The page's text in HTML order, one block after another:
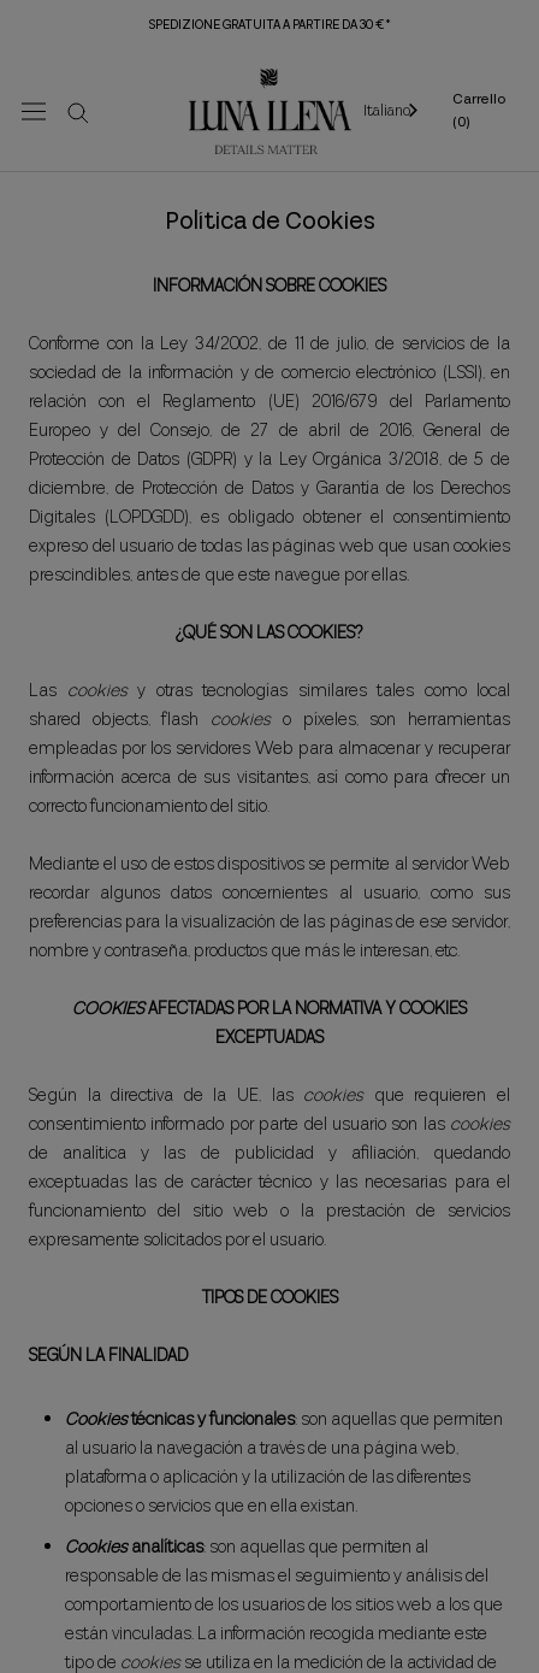
SPEDIZIONE GRATUITA A PARTIRE DA 30 €*
Italiano
Carrello
(0)
Política de Cookies
INFORMACIÓN SOBRE COOKIES
Conforme con la Ley 34/2002, de 11 de julio, de servicios de la
sociedad de la información y de comercio electrónico (LSSI), en
relación con el Reglamento (UE) 2016/679 del Parlamento
Europeo y del Consejo, de 27 de abril de 2016, General de
Protección de Datos (GDPR) y la Ley Orgánica 3/2018, de 5 de
diciembre, de Protección de Datos y Garantía de los Derechos
Digitales (LOPDGDD), es obligado obtener el consentimiento
expreso del usuario de todas las páginas web que usan cookies
prescindibles, antes de que este navegue por ellas.
¿QUÉ SON LAS COOKIES?
Las cookies y otras tecnologías similares tales como local
shared objects, flash cookies o píxeles, son herramientas
empleadas por los servidores Web para almacenar y recuperar
información acerca de sus visitantes, así como para ofrecer un
correcto funcionamiento del sitio.
Mediante el uso de estos dispositivos se permite al servidor Web
recordar algunos datos concernientes al usuario, como sus
preferencias para la visualización de las páginas de ese servidor,
nombre y contraseña, productos que más le interesan, etc.
COOKIESAFECTADAS POR LA NORMATIVA Y COOKIES
EXCEPTUADAS
Según la directiva de la UE, las cookies que requieren el
consentimiento informado por parte del usuario son las cookies
de analítica y las de publicidad y afiliación, quedando
exceptuadas las de carácter técnico y las necesarias para el
funcionamiento del sitio web o la prestación de servicios
expresamente solicitados por el usuario.
TIPOS DE COOKIES
SEGÚN LA FINALIDAD
Cookiestécnicas y funcionales: son aquellas que permiten
al usuario la navegación a través de una página web,
plataforma o aplicación y la utilización de las diferentes
opciones o servicios que en ella existan.
Cookiesanalíticas: son aquellas que permiten al
responsable de las mismas el seguimiento y análisis del
comportamiento de los usuarios de los sitios web a los que
están vinculadas. La información recogida mediante este
tipo de cookiesse utiliza en la medición de la actividad de